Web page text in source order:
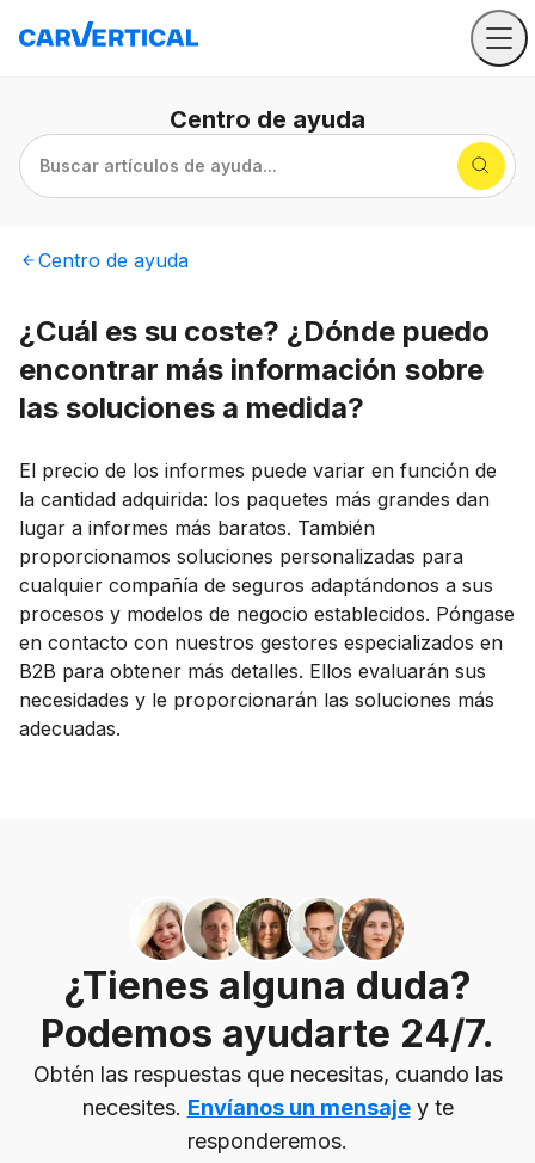
Centro de ayuda
Buscar artículos de ayuda...
Centro de ayuda
¿Cuál es su coste? ¿Dónde puedo
encontrar más información sobre
las soluciones a medida?
El precio de los informes puede variar en función de
la cantidad adquirida: los paquetes más grandes dan
lugar a informes más baratos. También
proporcionamos soluciones personalizadas para
cualquier compañía de seguros adaptándonos a sus
procesos y modelos de negocio establecidos. Póngase
en contacto con nuestros gestores especializados en
B2B para obtener más detalles. Ellos evaluarán sus
necesidades y le proporcionarán las soluciones más
adecuadas.
¿Tienes alguna duda?
Podemos ayudarte 24/7.
Obtén las respuestas que necesitas, cuando las
necesites. Envíanos un mensajey te
responderemos.